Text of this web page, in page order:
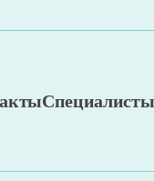
Специалисты